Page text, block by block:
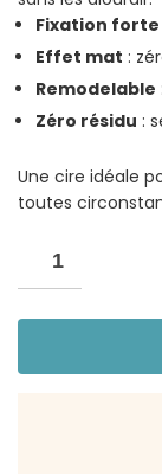
Fixation forte
Effet mat :
Remodelable
Zéro résidu :
Une cire idéale
toutes